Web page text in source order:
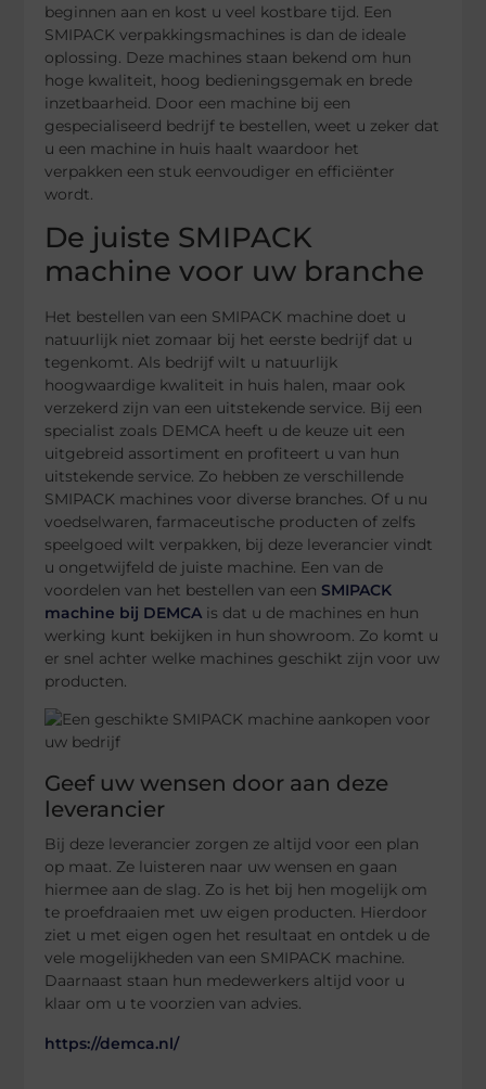
beginnen aan en kost u veel kostbare tijd. Een
SMIPACK verpakkingsmachines is dan de ideale
oplossing. Deze machines staan bekend om hun
hoge kwaliteit, hoog bedieningsgemak en brede
inzetbaarheid. Door een machine bij een
gespecialiseerd bedrijf te bestellen, weet u zeker dat
u een machine in huis haalt waardoor het
verpakken een stuk eenvoudiger en efficiënter
wordt.
De juiste SMIPACK
machine voor uw branche
Het bestellen van een SMIPACK machine doet u
natuurlijk niet zomaar bij het eerste bedrijf dat u
tegenkomt. Als bedrijf wilt u natuurlijk
hoogwaardige kwaliteit in huis halen, maar ook
verzekerd zijn van een uitstekende service. Bij een
specialist zoals DEMCA heeft u de keuze uit een
uitgebreid assortiment en profiteert u van hun
uitstekende service. Zo hebben ze verschillende
SMIPACK machines voor diverse branches. Of u nu
voedselwaren, farmaceutische producten of zelfs
speelgoed wilt verpakken, bij deze leverancier vindt
u ongetwijfeld de juiste machine. Een van de
voordelen van het bestellen van een SMIPACK
machine bij DEMCA is dat u de machines en hun
werking kunt bekijken in hun showroom. Zo komt u
er snel achter welke machines geschikt zijn voor uw
producten.
Geef uw wensen door aan deze
leverancier
Bij deze leverancier zorgen ze altijd voor een plan
op maat. Ze luisteren naar uw wensen en gaan
hiermee aan de slag. Zo is het bij hen mogelijk om
te proefdraaien met uw eigen producten. Hierdoor
ziet u met eigen ogen het resultaat en ontdek u de
vele mogelijkheden van een SMIPACK machine.
Daarnaast staan hun medewerkers altijd voor u
klaar om u te voorzien van advies.
https://demca.nl/